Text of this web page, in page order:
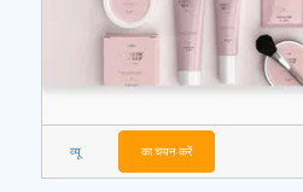
व्यू का चयन करें